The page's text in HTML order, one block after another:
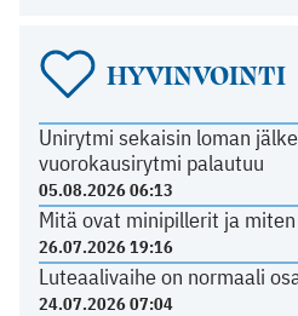
HYVINVOINTI
Unirytmi sekaisin loman
vuorokausirytmi palautuu
05.08.2026 06:13
Mitä ovat minipillerit ja
26.07.2026 19:16
Luteaalivaihe on normaali
24.07.2026 07:04